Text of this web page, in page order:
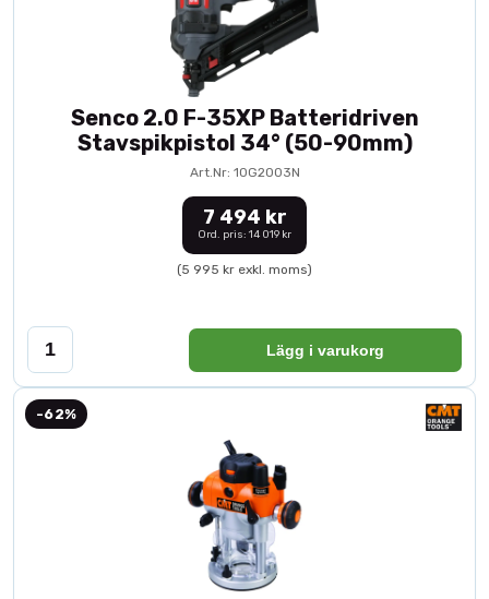
Senco 2.0 F-35XP Batteridriven
Stavspikpistol 34° (50-90mm)
Art.Nr: 10G2003N
7 494 kr
Ord. pris: 14 019 kr
(5 995 kr exkl. moms)
Lägg i varukorg
-62%